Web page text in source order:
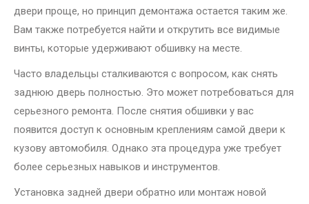
двери проще, но принцип демонтажа остается таким же.
Вам также потребуется найти и открутить все видимые
винты, которые удерживают обшивку на месте.
Часто владельцы сталкиваются с вопросом, как снять
заднюю дверь полностью. Это может потребоваться для
серьезного ремонта. После снятия обшивки у вас
появится доступ к основным креплениям самой двери к
кузову автомобиля. Однако эта процедура уже требует
более серьезных навыков и инструментов.
Установка задней двери обратно или монтаж новой